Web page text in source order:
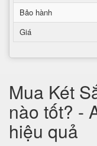
Bảo hành
Giá
Mua Két
nào tốt? -
hiệu quả